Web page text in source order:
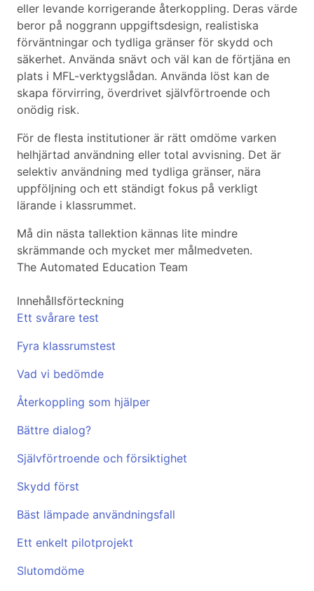
eller levande korrigerande återkoppling. Deras värde
beror på noggrann uppgiftsdesign, realistiska
förväntningar och tydliga gränser för skydd och
säkerhet. Använda snävt och väl kan de förtjäna en
plats i MFL-verktygslådan. Använda löst kan de
skapa förvirring, överdrivet självförtroende och
onödig risk.
För de flesta institutioner är rätt omdöme varken
helhjärtad användning eller total avvisning. Det är
selektiv användning med tydliga gränser, nära
uppföljning och ett ständigt fokus på verkligt
lärande i klassrummet.
Må din nästa tallektion kännas lite mindre
skrämmande och mycket mer målmedveten.
The Automated Education Team
Innehållsförteckning
Ett svårare test
Fyra klassrumstest
Vad vi bedömde
Återkoppling som hjälper
Bättre dialog?
Självförtroende och försiktighet
Skydd först
Bäst lämpade användningsfall
Ett enkelt pilotprojekt
Slutomdöme